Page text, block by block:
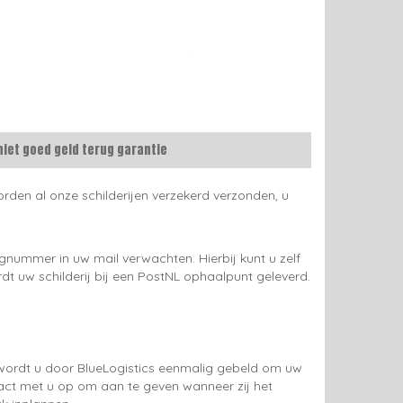
goed geld terug garantie
al onze schilderijen verzekerd verzonden, u
in uw mail verwachten. Hierbij kunt u zelf
uw schilderij bij een PostNL ophaalpunt geleverd.
u door BlueLogistics eenmalig gebeld om uw
met u op om aan te geven wanneer zij het